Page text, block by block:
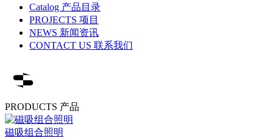
Catalog 产品目录
PROJECTS 项目
NEWS 新闻资讯
CONTACT US 联系我们
PRODUCTS 产品
磁吸组合照明